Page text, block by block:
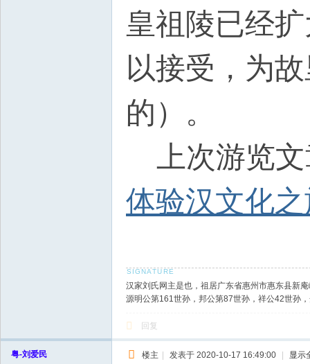
皇祖陵已经
以接受，为
的）。
上次游览文
体验汉文化
汉家刘氏网主是也，祖居广东省惠州市惠东县新
源明公第161世孙，邦公第87世孙，祥公42世孙
回复
粤-刘爱民 楼主 | 发表于 2020-10-17 16:49:00 | 显示